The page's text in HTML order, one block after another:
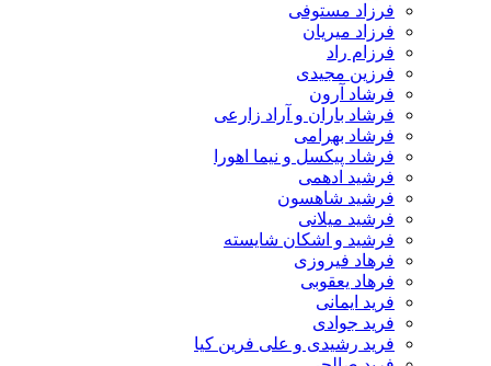
فرزاد مستوفی
فرزاد میریان
فرزام راد
فرزین مجیدی
فرشاد آرون
فرشاد باران و آراد زارعی
فرشاد بهرامی
فرشاد پیکسل و نیما اهورا
فرشید ادهمی
فرشید شاهسون
فرشید میلانی
فرشید و اشکان شایسته
فرهاد فیروزی
فرهاد یعقوبی
فرید ایمانی
فرید جوادی
فرید رشیدی و علی فرین کیا